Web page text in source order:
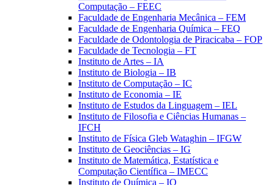
Computação – FEEC
Faculdade de Engenharia Mecânica – FEM
Faculdade de Engenharia Química – FEQ
Faculdade de Odontologia de Piracicaba – FOP
Faculdade de Tecnologia – FT
Instituto de Artes – IA
Instituto de Biologia – IB
Instituto de Computação – IC
Instituto de Economia – IE
Instituto de Estudos da Linguagem – IEL
Instituto de Filosofia e Ciências Humanas –
IFCH
Instituto de Física Gleb Wataghin – IFGW
Instituto de Geociências – IG
Instituto de Matemática, Estatística e
Computação Científica – IMECC
Instituto de Química – IQ